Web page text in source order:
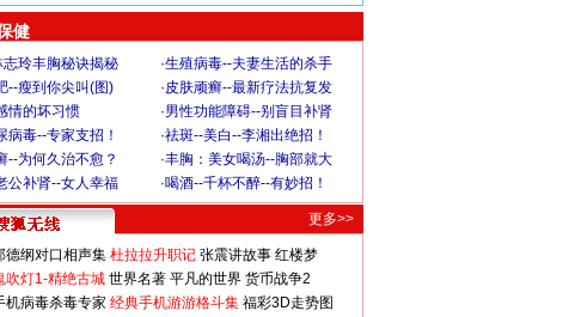
健
志玲丰胸秘诀揭秘 ·生殖病毒--夫妻生活的杀手
--瘦到你尖叫(图) ·皮肤顽癣--最新疗法抗复发
情的坏习惯 ·男性功能障碍--别盲目补肾
病毒--专家支招！ ·祛斑--美白--李湘出绝招！
--为何久治不愈？ ·丰胸：美女喝汤--胸部就大
公补肾--女人幸福 ·喝酒--千杯不醉--有妙招！
更多>>
德纲对口相声集 杜拉拉升职记 张震讲故事 红楼梦
吹灯1-精绝古城 世界名著 平凡的世界 货币战争2
机病毒杀毒专家 经典手机游游格斗集 福彩3D走势图